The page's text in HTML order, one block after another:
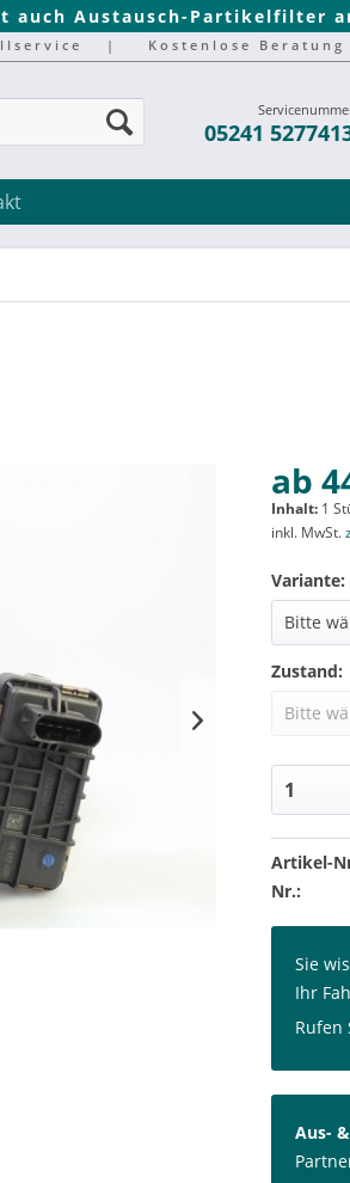
auch Austausch-Partikelfilter
| Kostenlose Beratung
05241
ab
Inhalt: 1
inkl. MwSt.
Variante:
Zustand:
Artikel-
Nr.:
Sie
Ihr
Rufen
Aus-